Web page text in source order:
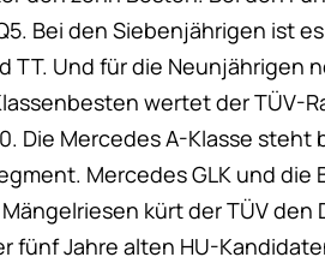
Bei den Siebenjährigen ist
TT. Und für die Neunjährigen
wertet der TÜV-
Die Mercedes A-Klasse
Mercedes GLK und die
kürt der TÜV den
fünf Jahre alten HU-